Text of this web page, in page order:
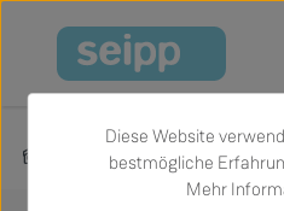
Zum Hauptinhalt springen
Produkte Garten Outdoor-
Diese Website
bestmögliche
Mehr